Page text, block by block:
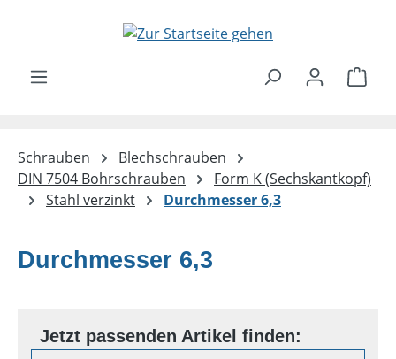
Zum Hauptinhalt springen
Schrauben
Blechschrauben
DIN 7504 Bohrschrauben
Form K (Sechskantkopf)
Stahl verzinkt
Durchmesser 6,3
Durchmesser 6,3